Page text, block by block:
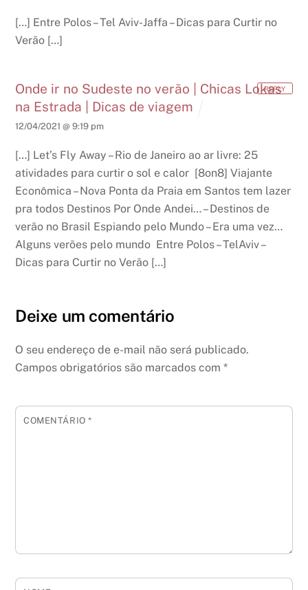
[…] Entre Polos – Tel Aviv-Jaffa – Dicas para Curtir no
Verão […]
Onde ir no Sudeste no verão | Chicas Lokas
na Estrada | Dicas de viagem
12/04/2021 @ 9:19 pm
[…] Let’s Fly Away – Rio de Janeiro ao ar livre: 25
atividades para curtir o sol e calor [8on8] Viajante
Econômica – Nova Ponta da Praia em Santos tem lazer
pra todos Destinos Por Onde Andei… – Destinos de
verão no Brasil Espiando pelo Mundo – Era uma vez…
Alguns verões pelo mundo Entre Polos – TelAviv –
Dicas para Curtir no Verão […]
REPLY
Deixe um comentário
O seu endereço de e-mail não será publicado.
Campos obrigatórios são marcados com*
COMENTÁRIO*